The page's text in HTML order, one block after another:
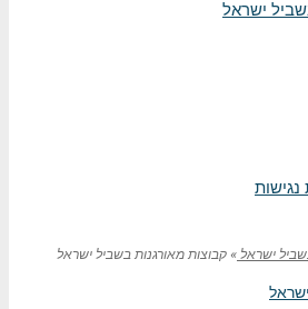
ישראל
ישראל » קבוצות מאורגנות בשביל ישראל